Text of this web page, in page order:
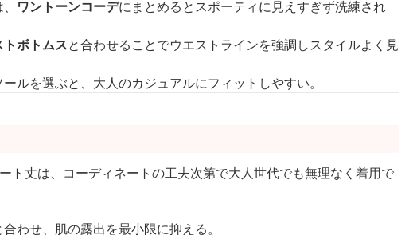
ワントーンコーデにまとめるとスポーティに見えすぎず洗練され
ボトムスと合わせることでウエストラインを強調しスタイルよく見
ルを選ぶと、大人のカジュアルにフィットしやすい。
ト丈は、コーディネートの工夫次第で大人世代でも無理なく着用で
わせ、肌の露出を最小限に抑える。